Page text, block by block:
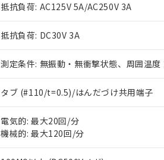
抵抗負荷: AC125V 5A/AC250V 3A
抵抗負荷: DC30V 3A
測定条件: 無振動・無衝撃状態、周囲
タブ (#110/t=0.5)/はんだづけ共用端子
電気的: 最大20回/分
機械的: 最大120回/分
ご利用条件
以下の条件をお読みいただき、同意
本サービスは、当社制御機器事
くものです。
当社制御機器事業取扱商品の中
在庫状況および標準価格照会結
のであり、閲覧された時点での
対応予定：EU RoHS指令（10物質）
対応予定なし：EU RoHS指令（10物
調査・確認中：EU RoHS指令（10物
非該当品：ライセンス料など無形物で
仕入先様の事情により、非含有部品
*EU RoHS指令（10物質）：
鉛(Pb) 1000ppm以下、 水銀(Hg) 1000ppm以下
六価クロム(Cr(Ⅵ)) 1000ppm以下、ポリ臭化ビ
フタル酸ビス(2-エチルヘキシル) (DEHP)(別名
ル（DBP） 1000ppm以下、フタル酸ジイソブチ
※1 中国RoHS○×表
「○」：最大均質材料含有率が中国
「×」：最大均質材料含有率が中国
「－」：未確認です。当社販売部門
*中国RoHS10物質の基準値 (GB/T26572)：
Pb(鉛) :1000ppm、 Hg(水銀) : 1000ppm、 Cd(カ
Cr(Ⅵ)(六価クロム) : 1000ppm、 PBBs(ポリ臭化
当社は、これら貴社製品のうち
などの必要な手続きをとります。
当社は規制貨物を破棄する場合
ます。
記
号
説明